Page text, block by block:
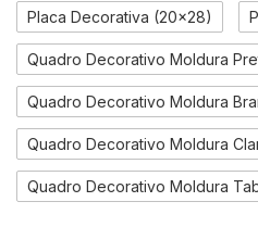
Placa Decorativa (20x28)
Quadro Decorativo Moldura
Quadro Decorativo Moldura
Quadro Decorativo Moldura
Quadro Decorativo Moldura